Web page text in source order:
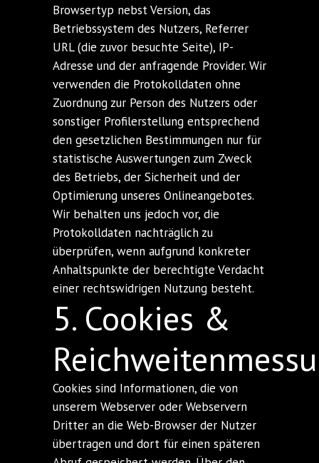
Browsertyp nebst Version, das
Betriebssystem des Nutzers, Referrer
URL (die zuvor besuchte Seite), IP-
Adresse und der anfragende Provider. Wir
verwenden die Protokolldaten ohne
Zuordnung zur Person des Nutzers oder
sonstiger Profilerstellung entsprechend
den gesetzlichen Bestimmungen nur für
statistische Auswertungen zum Zweck
des Betriebs, der Sicherheit und der
Optimierung unseres Onlineangebotes.
Wir behalten uns jedoch vor, die
Protokolldaten nachträglich zu
überprüfen, wenn aufgrund konkreter
Anhaltspunkte der berechtigte Verdacht
einer rechtswidrigen Nutzung besteht.
5. Cookies &
Cookies sind Informationen, die von
unserem Webserver oder Webservern
Dritter an die Web-Browser der Nutzer
übertragen und dort für einen späteren